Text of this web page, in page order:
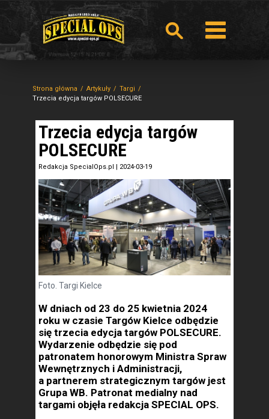
Strona główna Artykuły
Targi
Trzecia edycja targów POLSECURE
Trzecia edycja targów
POLSECURE
Redakcja SpecialOps.pl | 2024-03-19
Foto. Targi Kielce
W dniach od 23 do 25 kwietnia 2024
roku w czasie Targów Kielce odbędzie
się trzecia edycja targów POLSECURE.
Wydarzenie odbędzie się pod
patronatem honorowym Ministra Spraw
Wewnętrznych i Administracji,
a partnerem strategicznym targów jest
Grupa WB. Patronat medialny nad
targami objęła redakcja SPECIAL OPS.